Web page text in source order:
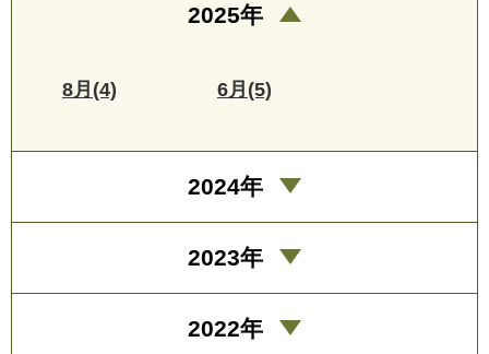
2025年
8月(4) 6月(5)
2024年
2023年
2022年